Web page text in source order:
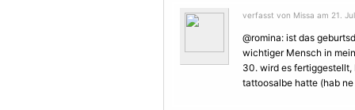
verfasst von Missa am 21.
@romina: ist das
wichtiger Mensch in
30. wird es fertiggestellt,
tattoosalbe hatte (hab